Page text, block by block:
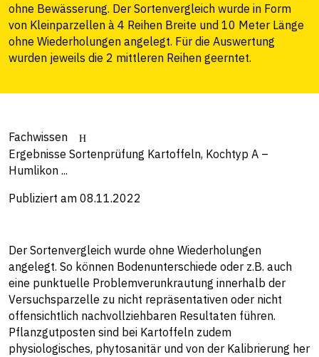
ohne Bewässerung. Der Sortenvergleich wurde in Form
von Kleinparzellen à 4 Reihen Breite und 10 Meter Länge
ohne Wiederholungen angelegt. Für die Auswertung
wurden jeweils die 2 mittleren Reihen geerntet.
Fachwissen
Ergebnisse Sortenprüfung Kartoffeln, Kochtyp A –
Humlikon ...
Publiziert am 08.11.2022
Der Sortenvergleich wurde ohne Wiederholungen
angelegt. So können Bodenunterschiede oder z.B. auch
eine punktuelle Problemverunkrautung innerhalb der
Versuchsparzelle zu nicht repräsentativen oder nicht
offensichtlich nachvollziehbaren Resultaten führen.
Pflanzgutposten sind bei Kartoffeln zudem
physiologisches, phytosanitär und von der Kalibrierung her